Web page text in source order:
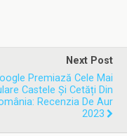
Next Post
Premiază Cele Mai
Castele Și Cetăți Din
Recenzia De Aur
2023